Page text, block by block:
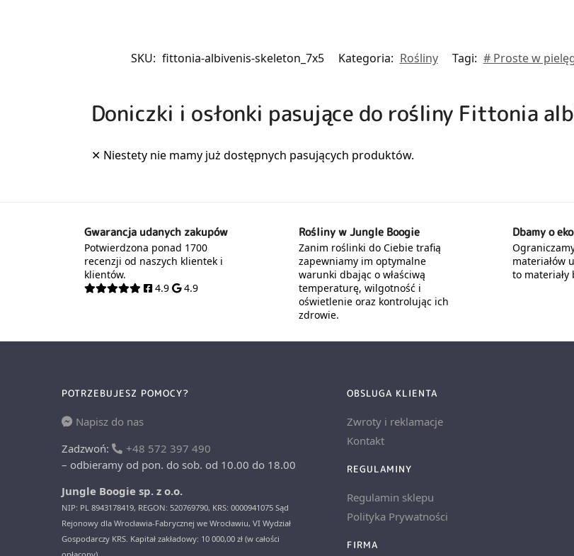
SKU: fittonia-albivenis-skeleton_7x5 Kategoria: Rośliny Tagi: # Proste w
Doniczki i osłonki pasujące do rośliny Fittonia
Gwarancja udanych zakupów
Potwierdzona ponad 1700
recenzji od naszych klientek i
klientów.
4.9
4.9
Rośliny w Jungle Boogie
Zanim roślinki do Ciebie trafią
zapewniamy im optymalne
warunki dbając o właściwą
temperaturę, wilgotność i
oświetlenie oraz kontrolując ich
zdrowie.
Dbamy o
materiałów
to
POTRZEBUJESZ POMOCY?
Napisz do nas
Zadzwoń:
+48 572 397 490
– odbieramy od pon. do sob. od 10.00 do 18.00
Jungle Boogie sp. z o.o.
NIP: PL 8943178419, REGON: 520769790, KRS: 0000941075 Sąd
Rejonowy dla Wrocławia-Fabrycznej we Wrocławiu, VI Wydział
Gospodarczy KRS. Kapitał zakładowy: 10 000,00 zł (w całości
OBSLUGA KLIENTA
Zwroty i reklamacje
Kontakt
REGULAMINY
Regulamin sklepu
Polityka Prywatności
FIRMA